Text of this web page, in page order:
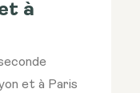
à
et à Paris